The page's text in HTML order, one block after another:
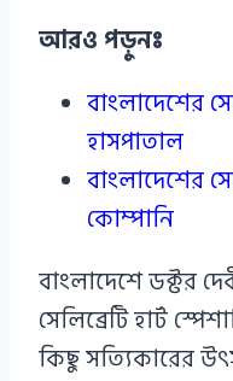
আরও পড়ুনঃ
বাংলাদেশের
হাসপাতাল
বাংলাদেশের
কোম্পানি
বাংলাদেশে ডক্টর
সেলিব্রেটি হার্ট
কিছু সত্যিকারের